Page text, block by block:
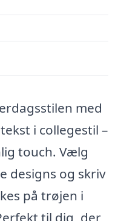
med
i collegestil –
touch. Vælg
designs og skriv
på trøjen i
til dig, der